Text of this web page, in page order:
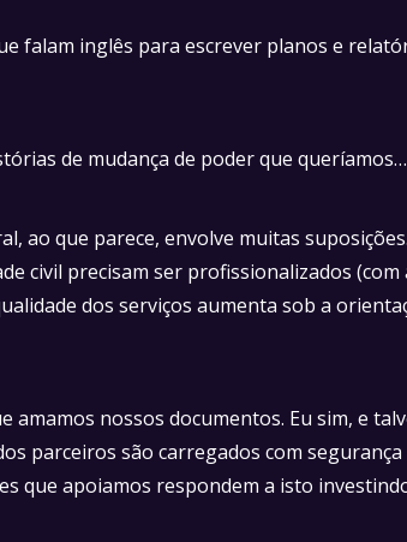
falam inglês para escrever planos e
de mudança de poder que queríamos…
ao que parece, envolve muitas
civil precisam ser profissionalizados
dos serviços aumenta sob a
amamos nossos documentos. Eu sim, e
parceiros são carregados com
que apoiamos respondem a isto